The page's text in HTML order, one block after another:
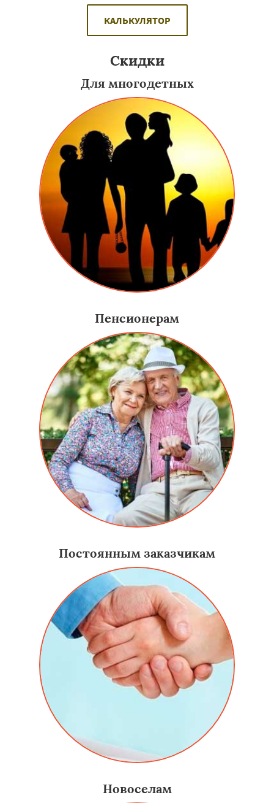
КАЛЬКУЛЯТОР
Скидки
Для многодетных
Пенсионерам
Постоянным заказчикам
Новоселам